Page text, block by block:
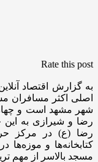
Rate this post
به گزارش اقتصاد
اصلی اکثر مسافران
شهر مشهد است و
رضا و شیرازی به این
رضا (ع) در مرکز
کتابخانه‌ها و
مسجد بالاسر از مهم